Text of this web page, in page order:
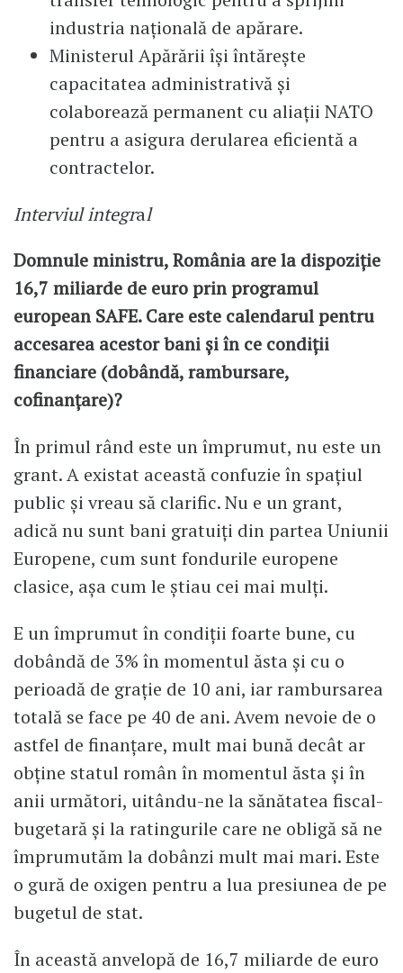
industria națională de apărare.
Ministerul Apărării își întărește
capacitatea administrativă și
colaborează permanent cu aliații NATO
pentru a asigura derularea eficientă a
contractelor.
Interviul integral
Domnule ministru, România are la dispoziție
16,7 miliarde de euro prin programul
european SAFE. Care este calendarul pentru
accesarea acestor bani și în ce condiții
financiare (dobândă, rambursare,
cofinanțare)?
În primul rând este un împrumut, nu este un
grant. A existat această confuzie în spațiul
public și vreau să clarific. Nu e un grant,
adică nu sunt bani gratuiți din partea Uniunii
Europene, cum sunt fondurile europene
clasice, așa cum le știau cei mai mulți.
E un împrumut în condiții foarte bune, cu
dobândă de 3% în momentul ăsta și cu o
perioadă de grație de 10 ani, iar rambursarea
totală se face pe 40 de ani. Avem nevoie de o
astfel de finanțare, mult mai bună decât ar
obține statul român în momentul ăsta și în
anii următori, uitându-ne la sănătatea fiscal-
bugetară și la ratingurile care ne obligă să ne
împrumutăm la dobânzi mult mai mari. Este
o gură de oxigen pentru a lua presiunea de pe
bugetul de stat.
În această anvelopă de 16,7 miliarde de euro